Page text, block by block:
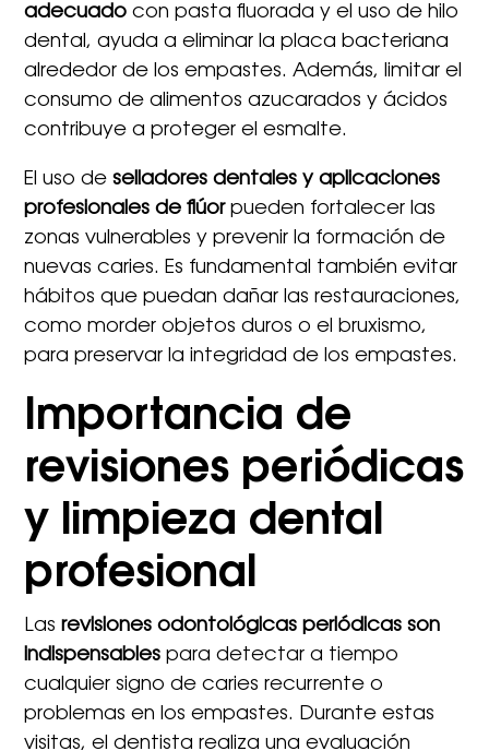
adecuado con pasta fluorada y el uso de hilo
dental, ayuda a eliminar la placa bacteriana
alrededor de los empastes. Además, limitar el
consumo de alimentos azucarados y ácidos
contribuye a proteger el esmalte.
El uso deselladores dentales y aplicaciones
profesionales de flúorpueden fortalecer las
zonas vulnerables y prevenir la formación de
nuevas caries. Es fundamental también evitar
hábitos que puedan dañar las restauraciones,
como morder objetos duros o el bruxismo,
para preservar la integridad de los empastes.
Importancia de
revisiones periódicas
y limpieza dental
profesional
Lasrevisiones odontológicas periódicas son
indispensables para detectar a tiempo
cualquier signo de caries recurrente o
problemas en los empastes. Durante estas
visitas, el dentista realiza una evaluación